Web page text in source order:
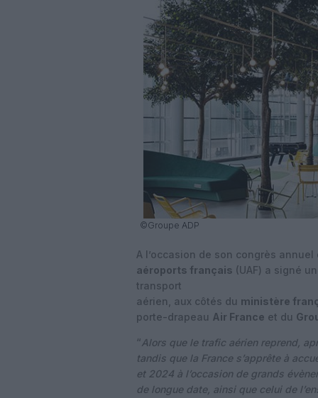
©Groupe ADP
A l’occasion de son congrès annuel
aéroports français (UAF) a signé
transport
aérien, aux côtés du ministère
porte-drapeau Air France et du
“Alors que le trafic aérien reprend,
tandis que la France s’apprête à
et 2024 à l’occasion de grands
de longue date, ainsi que celui de